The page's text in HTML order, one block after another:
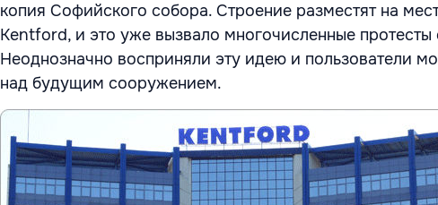
копия Софийского собора. Строение разместят на
Kentford, и это уже вызвало многочисленные протесты
Неоднозначно восприняли эту идею и пользователи
над будущим сооружением.